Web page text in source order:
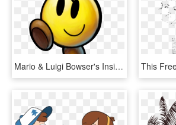
Mario & Luigi Bowser's Inside Story Plus Bowser Jr's - Mario Y Luigi Viaje Al Centro De Bowser 3ds, HD Png Download